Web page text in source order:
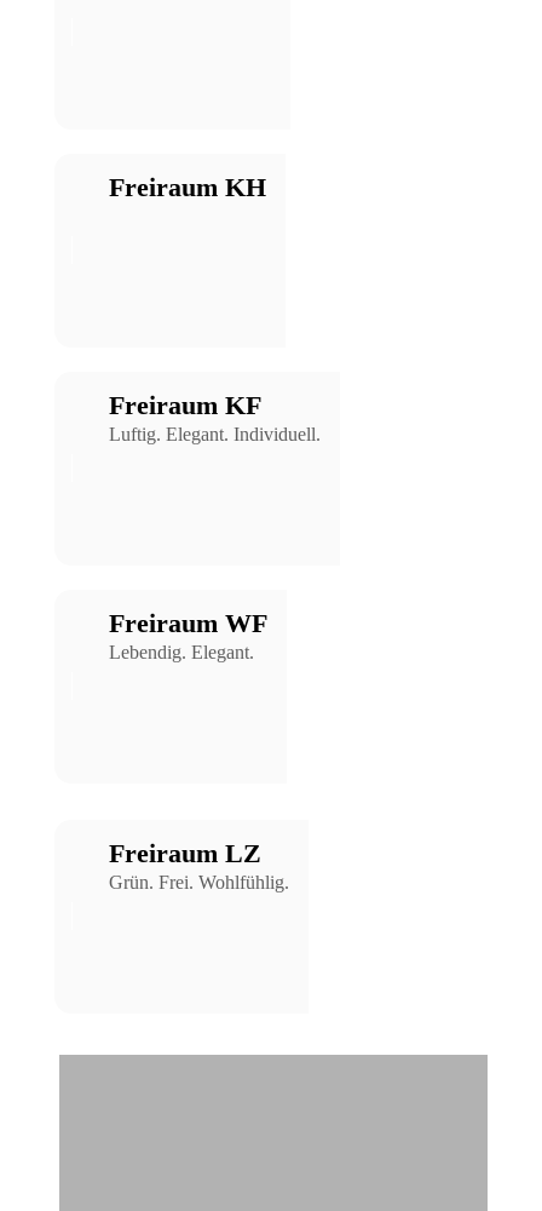
Freiraum KH
Freiraum KF
Luftig. Elegant. Individuell.
Freiraum WF
Lebendig. Elegant.
Freiraum LZ
Grün. Frei. Wohlfühlig.